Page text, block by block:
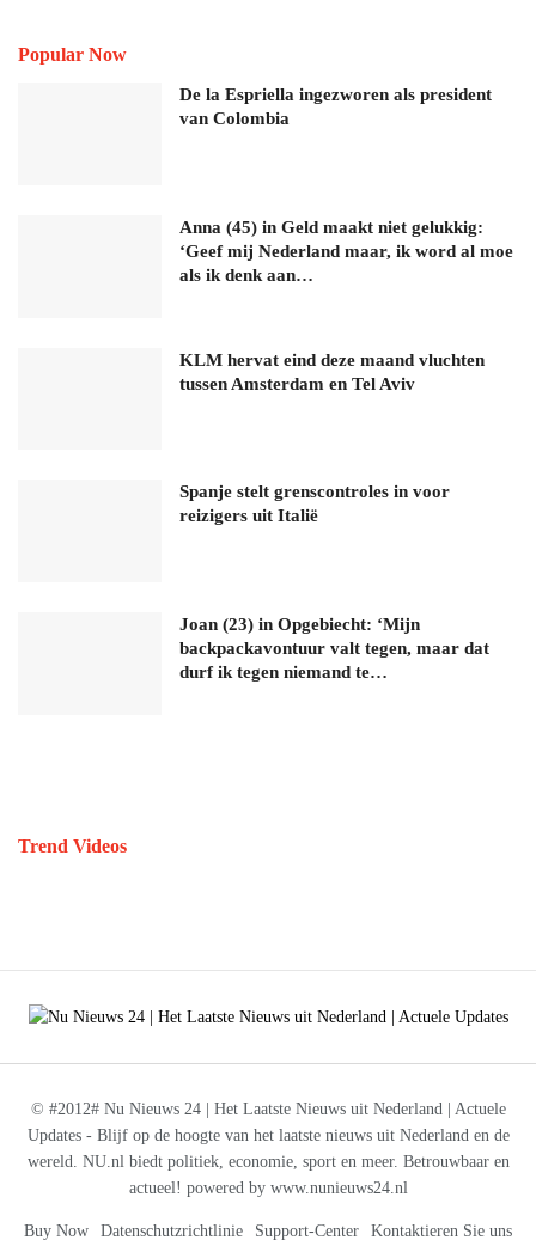
Popular Now
De la Espriella ingezworen als president
van Colombia
Anna (45) in Geld maakt niet gelukkig:
‘Geef mij Nederland maar, ik word al moe
als ik denk aan…
KLM hervat eind deze maand vluchten
tussen Amsterdam en Tel Aviv
Spanje stelt grenscontroles in voor
reizigers uit Italië
Joan (23) in Opgebiecht: ‘Mijn
backpackavontuur valt tegen, maar dat
durf ik tegen niemand te…
Trend Videos
© #2012# Nu Nieuws 24 | Het Laatste Nieuws uit Nederland | Actuele
Updates - Blijf op de hoogte van het laatste nieuws uit Nederland en de
wereld. NU.nl biedt politiek, economie, sport en meer. Betrouwbaar en
actueel! powered by www.nunieuws24.nl
Buy Now Datenschutzrichtlinie Support-Center Kontaktieren Sie uns